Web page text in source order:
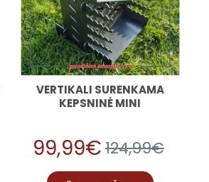
VERTIKALI SURENKAMA
KEPSNINĖ MINI
99,99€124,99€